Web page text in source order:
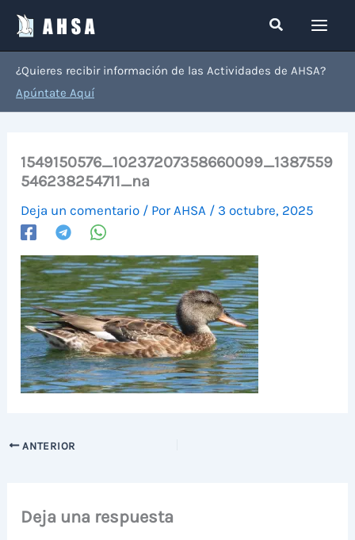
contenido
Buscar
¿Quieres recibir información de las Actividades de AHSA?
Apúntate Aquí
1549150576_10237207358660099_1387559
546238254711_na
Deja un comentario / Por AHSA / 3 octubre, 2025
ANTERIOR
Deja una respuesta